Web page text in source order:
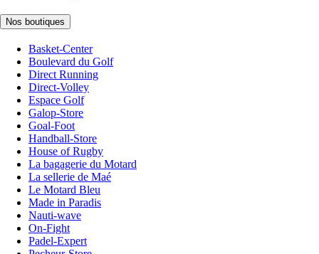
Nos boutiques
Basket-Center
Boulevard du Golf
Direct Running
Direct-Volley
Espace Golf
Galop-Store
Goal-Foot
Handball-Store
House of Rugby
La bagagerie du Motard
La sellerie de Maé
Le Motard Bleu
Made in Paradis
Nauti-wave
On-Fight
Padel-Expert